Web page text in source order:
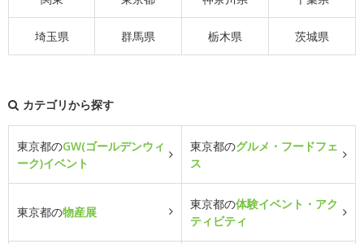
埼玉県 群馬県 栃木県 茨城県
カテゴリから探す
東京都のGW(ゴールデンウィ
ーク)イベント
東京都のグルメ・フードフェ
ス
東京都の物産展
東京都の体験イベント・アク
ティビティ